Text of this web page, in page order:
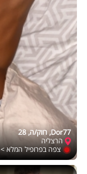
Dor77, רווק/ה, 28
הרצליה
צפה בפרופיל המלא >